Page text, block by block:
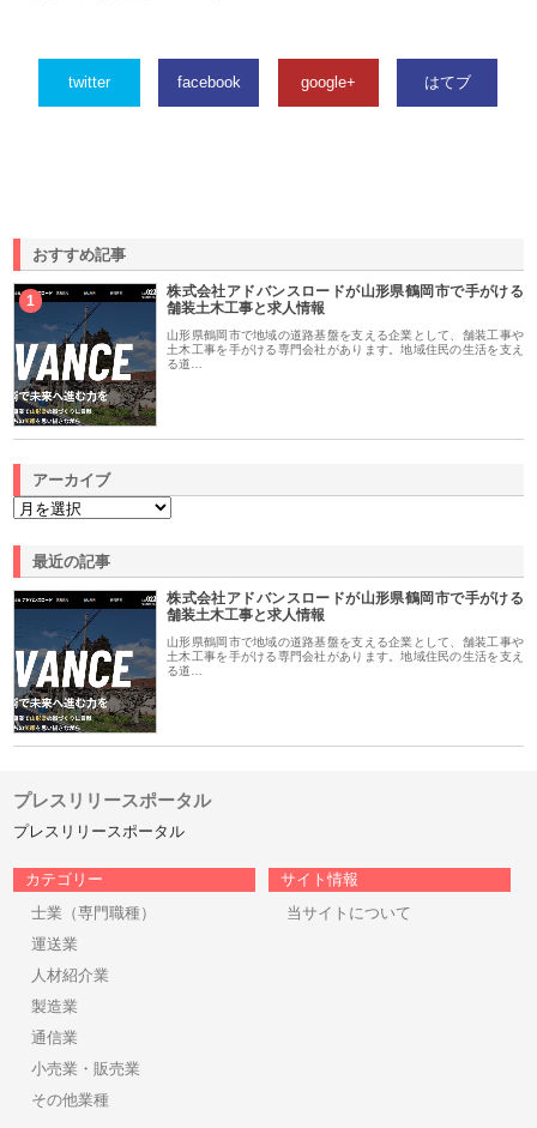
twitter facebook google+ はてブ
おすすめ記事
1
株式会社アドバンスロードが山形県鶴岡市で手がける
舗装土木工事と求人情報
山形県鶴岡市で地域の道路基盤を支える企業として、舗装工事や
土木工事を手がける専門会社があります。地域住民の生活を支え
る道…
アーカイブ
最近の記事
株式会社アドバンスロードが山形県鶴岡市で手がける
舗装土木工事と求人情報
山形県鶴岡市で地域の道路基盤を支える企業として、舗装工事や
土木工事を手がける専門会社があります。地域住民の生活を支え
る道…
プレスリリースポータル
プレスリリースポータル
カテゴリー
士業（専門職種）
運送業
人材紹介業
製造業
通信業
小売業・販売業
その他業種
サイト情報
当サイトについて